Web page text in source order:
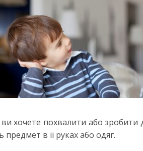
хочете похвалити або зробити
предмет в її руках або одяг.